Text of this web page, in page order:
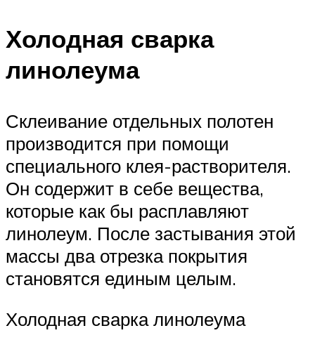
Холодная сварка
линолеума
Склеивание отдельных полотен
производится при помощи
специального клея-растворителя.
Он содержит в себе вещества,
которые как бы расплавляют
линолеум. После застывания этой
массы два отрезка покрытия
становятся единым целым.
Холодная сварка линолеума